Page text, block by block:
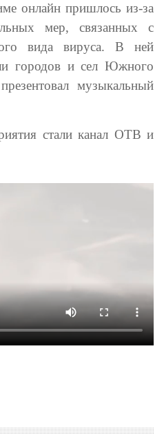
онлайн пришлось из-за
мер, связанных с
вида вируса. В ней
городов и сел Южного
музыкальный
стали канал ОТВ и